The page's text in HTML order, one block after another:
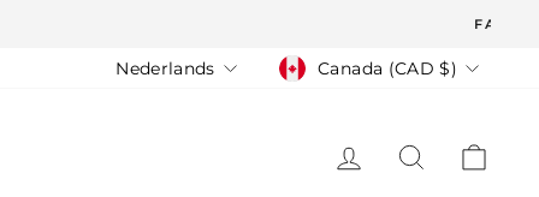
Taal
Nederlands ValutaCanada (CAD $)
LOG IN ZOEK